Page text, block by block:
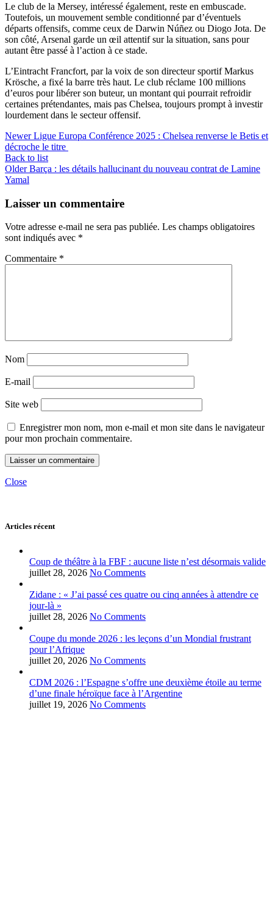
Le club de la Mersey, intéressé également, reste en embuscade.
Toutefois, un mouvement semble conditionné par d’éventuels
départs offensifs, comme ceux de Darwin Núñez ou Diogo Jota. De
son côté, Arsenal garde un œil attentif sur la situation, sans pour
autant être passé à l’action à ce stade.
L’Eintracht Francfort, par la voix de son directeur sportif Markus
Krösche, a fixé la barre très haut. Le club réclame 100 millions
d’euros pour libérer son buteur, un montant qui pourrait refroidir
certaines prétendantes, mais pas Chelsea, toujours prompt à investir
lourdement dans le secteur offensif.
Newer Ligue Europa Conférence 2025 : Chelsea renverse le Betis et
décroche le titre
Back to list
Older Barça : les détails hallucinant du nouveau contrat de Lamine
Yamal
Laisser un commentaire
Votre adresse e-mail ne sera pas publiée. Les champs obligatoires
sont indiqués avec *
Commentaire *
Nom
E-mail
Site web
Enregistrer mon nom, mon e-mail et mon site dans le navigateur
pour mon prochain commentaire.
Close
Articles récent
Coup de théâtre à la FBF : aucune liste n’est désormais valide
juillet 28, 2026 No Comments
Zidane : « J’ai passé ces quatre ou cinq années à attendre ce
jour-là »
juillet 28, 2026 No Comments
Coupe du monde 2026 : les leçons d’un Mondial frustrant
pour l’Afrique
juillet 20, 2026 No Comments
CDM 2026 : l’Espagne s’offre une deuxième étoile au terme
d’une finale héroïque face à l’Argentine
juillet 19, 2026 No Comments